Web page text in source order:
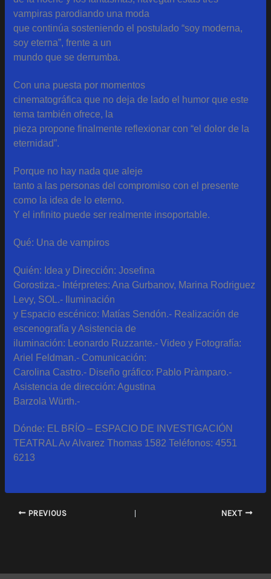
vampiras parodiando una moda
que continúa sosteniendo el postulado “soy moderna,
soy eterna”, frente a un
mundo que se derrumba.
Con una puesta por momentos
cinematográfica que no deja de lado el humor que este
tema también ofrece, la
pieza propone finalmente reflexionar con “el dolor de la
eternidad”.
Porque no hay nada que aleje
tanto a las personas del compromiso con el presente
como la idea de lo eterno.
Y el infinito puede ser realmente insoportable.
Qué: Una de vampiros
Quién: Idea y Dirección: Josefina
Gorostiza.- Intérpretes: Ana Gurbanov, Marina Rodriguez
Levy, SOL.- Iluminación
y Espacio escénico: Matías Sendón.- Realización de
escenografía y Asistencia de
iluminación: Leonardo Ruzzante.- Video y Fotografía:
Ariel Feldman.- Comunicación:
Carolina Castro.- Diseño gráfico: Pablo Pràmparo.-
Asistencia de dirección: Agustina
Barzola Würth.-
Dónde: EL BRÍO – ESPACIO DE INVESTIGACIÓN
TEATRAL Av Alvarez Thomas 1582 Teléfonos: 4551
6213
PREVIOUS NEXT